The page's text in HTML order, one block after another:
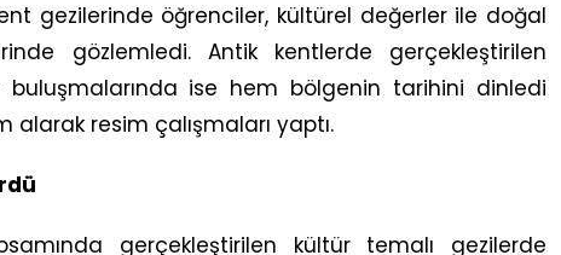
gezilerinde öğrenciler, kültürel değerler ile doğal
gözlemledi. Antik kentlerde gerçekleştirilen
ise hem bölgenin tarihini dinledi
resim çalışmaları yaptı.
gerçekleştirilen kültür temalı gezilerde